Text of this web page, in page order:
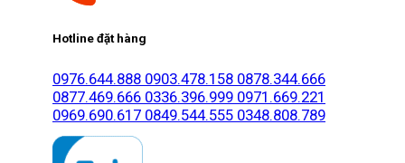
Hotline đặt hàng
0976.644.888 0903.478.158 0878.344.666
0877.469.666 0336.396.999 0971.669.221
0969.690.617 0849.544.555 0348.808.789